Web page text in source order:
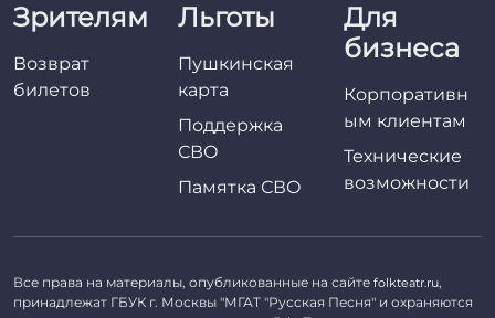
Зрителям
Возврат
билетов
Льготы
Пушкинская
карта
Поддержка
СВО
Памятка СВО
Для
бизнеса
Корпоративн
ым клиентам
Технические
возможности
Все права на материалы, опубликованные на сайте folkteatr.ru,
принадлежат ГБУК г. Москвы "МГАТ "Русская Песня" и охраняются